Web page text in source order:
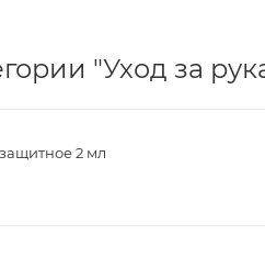
"Уход за
2 мл